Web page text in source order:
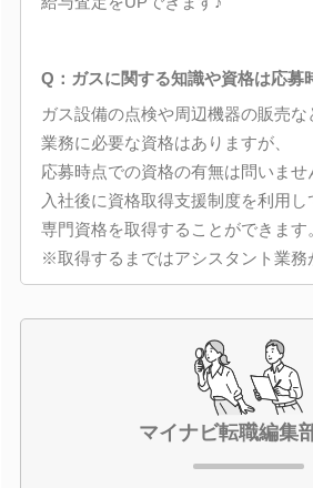
Q：ガスに関する知識や資格は応募
ガス設備の点検や周辺機器の販売な
業務に必要な資格はありますが、
応募時点での資格の有無は問いませ
入社後に資格取得支援制度を利用し
専門資格を取得することができます。
※取得するまではアシスタント業務
マイナビ転職編集